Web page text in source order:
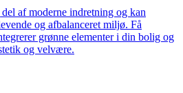
af moderne indretning og kan
og afbalanceret miljø. Få
grønne elementer i din bolig og
og velvære.